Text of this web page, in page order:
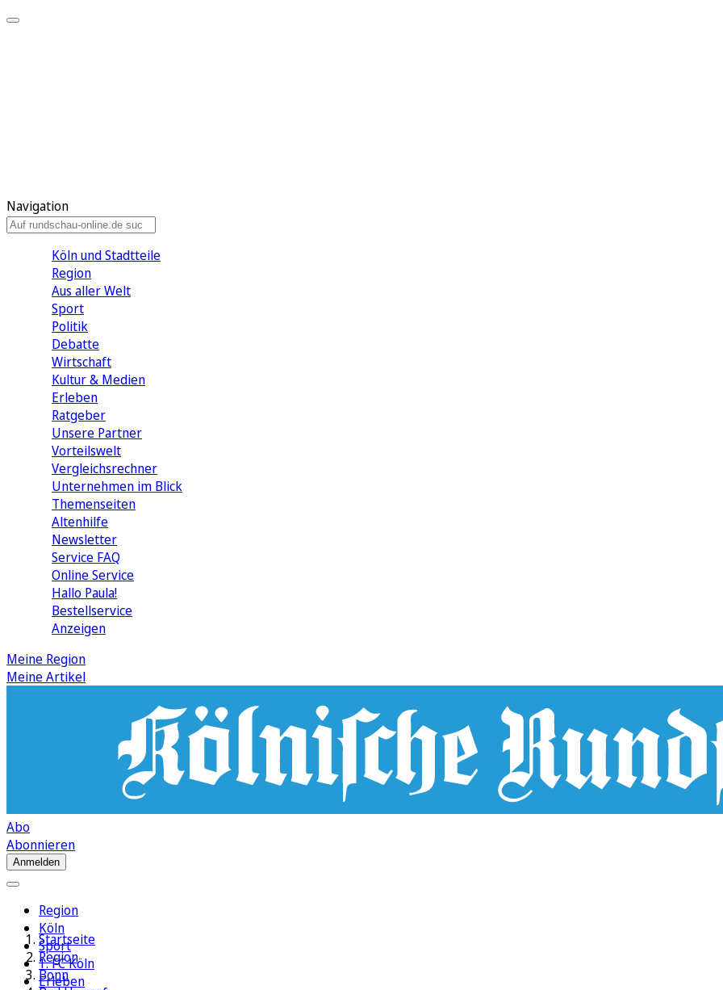
Navigation
Köln und Stadtteile
Region
Aus aller Welt
Sport
Politik
Debatte
Wirtschaft
Kultur & Medien
Erleben
Ratgeber
Unsere Partner
Vorteilswelt
Vergleichsrechner
Unternehmen im Blick
Themenseiten
Altenhilfe
Newsletter
Service FAQ
Online Service
Hallo Paula!
Bestellservice
Anzeigen
Meine Region
Meine Artikel
Abo
Abonnieren
Anmelden
Region
Köln
Sport
1. FC Köln
Erleben
Startseite
Region
Bonn